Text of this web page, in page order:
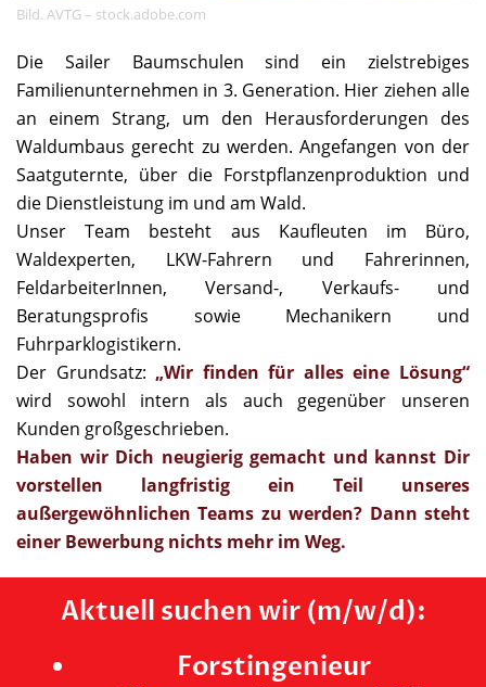
Bild. AVTG – stock.adobe.com
Die Sailer Baumschulen sind ein zielstrebiges
Familienunternehmen in 3. Generation. Hier ziehen alle
an einem Strang, um den Herausforderungen des
Waldumbaus gerecht zu werden. Angefangen von der
Saatguternte, über die Forstpflanzenproduktion und
die Dienstleistung im und am Wald.
Unser Team besteht aus Kaufleuten im Büro,
Waldexperten, LKW-Fahrern und Fahrerinnen,
FeldarbeiterInnen, Versand-, Verkaufs- und
Beratungsprofis sowie Mechanikern und
Fuhrparklogistikern.
Der Grundsatz: „Wir finden für alles eine Lösung“
wird sowohl intern als auch gegenüber unseren
Kunden großgeschrieben.
Haben wir Dich neugierig gemacht und kannst Dir
vorstellen langfristig ein Teil unseres
außergewöhnlichen Teams zu werden? Dann steht
einer Bewerbung nichts mehr im Weg.
Aktuell suchen wir (m/w/d):
Forstingenieur